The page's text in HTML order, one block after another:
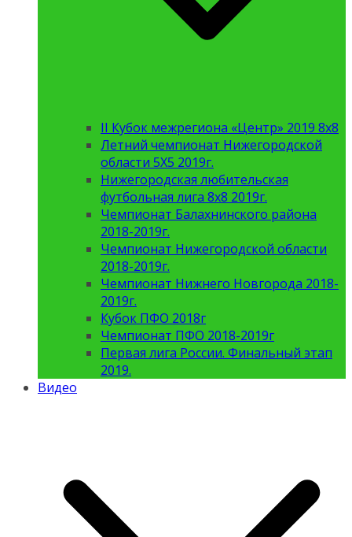
II Кубок межрегиона «Центр» 2019 8х8
Летний чемпионат Нижегородской
области 5Х5 2019г.
Нижегородская любительская
футбольная лига 8х8 2019г.
Чемпионат Балахнинского района
2018-2019г.
Чемпионат Нижегородской области
2018-2019г.
Чемпионат Нижнего Новгорода 2018-
2019г.
Кубок ПФО 2018г
Чемпионат ПФО 2018-2019г
Первая лига России. Финальный этап
2019.
Видео